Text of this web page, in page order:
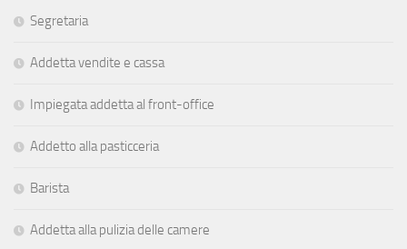
Segretaria
Addetta vendite e cassa
Impiegata addetta al front-office
Addetto alla pasticceria
Barista
Addetta alla pulizia delle camere